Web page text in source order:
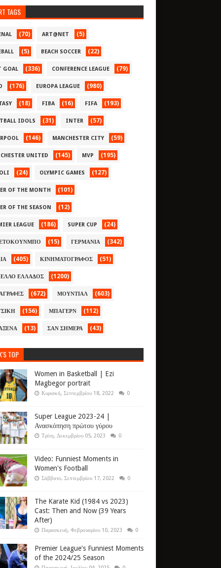
TAGS
(70) ART@NET (5)
(5) BEACH SOCCER (22)
GOAL (336) CONFERENCE LEAGUE (79)
(176) EUROPA LEAGUE (980)
(18) FIBA (16) FIFA (193)
IDOLS (31) INTER (57)
(146) MANCHESTER CITY (59)
UNITED (145) MVP (195)
(24) OLYMPIC GAMES (127)
OF THE MONTH (101)
OF THE SEASON (12)
LEAGUE (186) SUPER CUP (24)
(15) ΓΕΡΜΑΝΙΑ (342)
(405) ΚΙΝΗΜΑΤΟΓΡΑΦΟΣ (51)
ΕΛΛΑΔΟΣ (1200)
(672) ΜΟΥΝΤΙΑΛ (603)
(156) ΜΠΑΓΕΡΝ (112)
(13) ΣΑΝ ΣΗΜΕΡΑ (43)
TOP
Women in Basketball | Ezi
Magbegor portrait
Κυριακή, Σεπτεμβρίου 18, 2022 0
Super League 2023-24 |
Ανασκόπηση πρώτου γύρου
Τρίτη, Δεκεμβρίου 05, 2023 0
Video: Funniest Moments in
Women's Football
Σάββατο, Σεπτεμβρίου 17, 2022 0
The Karate Kid (1984 vs 2023)
Cast: Then and Now (39 Years
After)
Παρασκευή, Φεβρουαρίου 10, 2023 0
Premier League's Funniest Moments
of the 2024/25 Season